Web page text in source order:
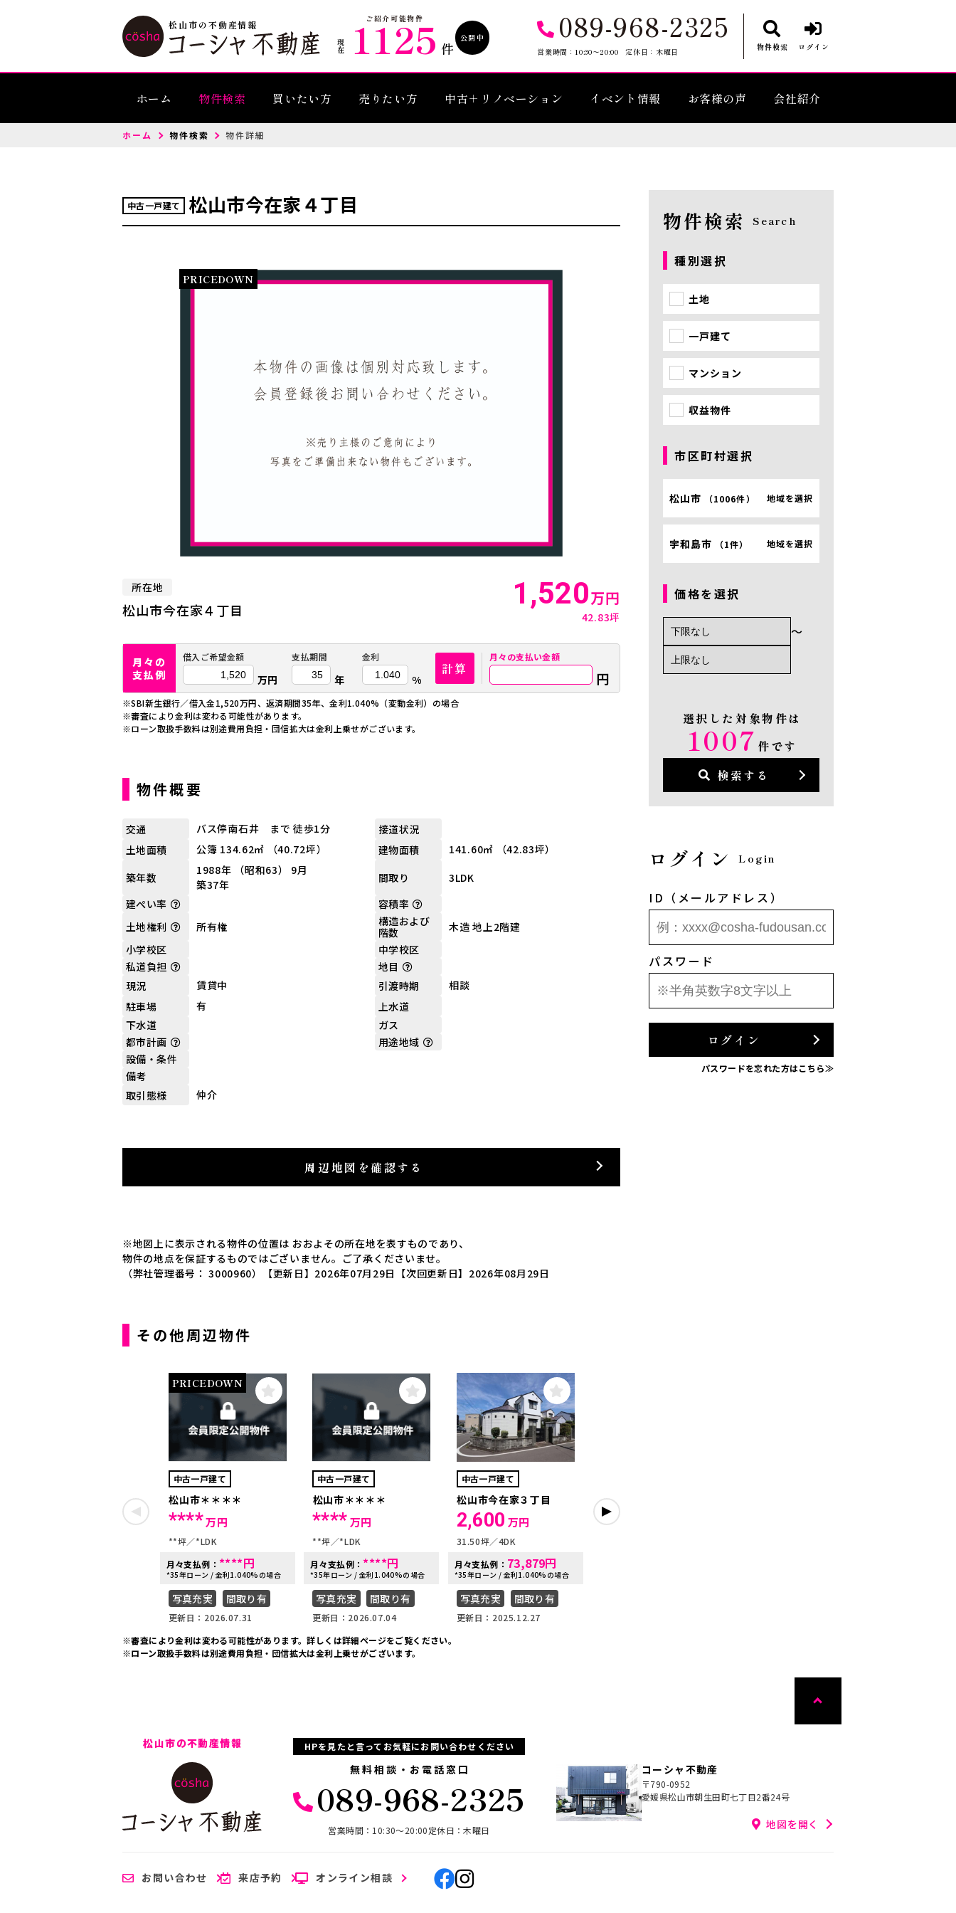
現在
ご紹介可能物件
1125 件
公開中
松山市の不動産情報 089-968-2325
営業時間：10:30〜20:00 定休日：木曜日 物件検索 ログイン
ホーム 物件検索 買いたい方 売りたい方 中古＋リノベーション イベント情報 お客様の声 会社紹介
ホーム 物件検索 物件詳細
中古一戸建て 松山市今在家４丁目
PRICEDOWN
所在地
松山市今在家４丁目 1,520万円
42.83坪
月々の
支払例
借入ご希望金額
万円
支払期間
年
金利
%
計算
月々の支払い金額
円
※SBI新生銀行／借入金1,520万円、返済期間35年、金利1.040%（変動金利）の場合
※審査により金利は変わる可能性があります。
※ローン取扱手数料は別途費用負担・団信拡大は金利上乗せがございます。
物件概要
交通 バス停南石井 まで 徒歩1分
接道状況
土地面積
公簿 134.62㎡ （40.72坪） 建物面積
141.60㎡ （42.83坪）
築年数
1988年 （昭和63） 9月
築37年
間取り
3LDK
建ぺい率
容積率
土地権利
所有権
構造および
階数
木造 地上2階建
小学校区
中学校区
私道負担
地目
現況
賃貸中 引渡時期
相談
駐車場
有
上水道
下水道
ガス
都市計画
用途地域
設備・条件
備考
取引態様
仲介
周辺地図を確認する
※地図上に表示される物件の位置は おおよその所在地を表すものであり、
物件の地点を保証するものではございません。ご了承くださいませ。
（弊社管理番号： 3000960）
【更新日】2026年07月29日 【次回更新日】2026年08月29日
その他周辺物件
PRICEDOWN
中古一戸建て
松山市＊＊＊＊
****万円
**坪
*LDK
月々支払例： ****円
*35年ローン / 金利1.040%の場合
写真充実 間取り有
更新日：2026.07.31
中古一戸建て
松山市＊＊＊＊
****万円
**坪
*LDK
月々支払例： ****円
*35年ローン / 金利1.040%の場合
写真充実 間取り有
更新日：2026.07.04
中古一戸建て
松山市今在家３丁目
2,600 万円
31.50坪
4DK
月々支払例： 73,879円
*35年ローン / 金利1.040%の場合
写真充実 間取り有
更新日：2025.12.27
松山市来住町
1,710
※審査により金利は変わる可能性があります。詳しくは詳細ページをご覧ください。
※ローン取扱手数料は別途費用負担・団信拡大は金利上乗せがございます。
物件検索 Search
種別選択
土地
一戸建て
マンション
収益物件
市区町村選択
松山市 （1006件） 地域を選択
宇和島市 （1件） 地域を選択
価格を選択
〜
選択した対象物件は
1007 件です
検索する
ログイン Login
ID（メールアドレス）
パスワード
ログイン
パスワードを忘れた方はこちら≫
松山市の不動産情報 HPを見たと言ってお気軽にお問い合わせください
無料相談・お電話窓口
089-968-2325
営業時間：10:30〜20:00定休日：木曜日
コーシャ不動産
〒790-0952
愛媛県松山市朝生田町七丁目2番24号
地図を開く
お問い合わせ 来店予約 オンライン相談